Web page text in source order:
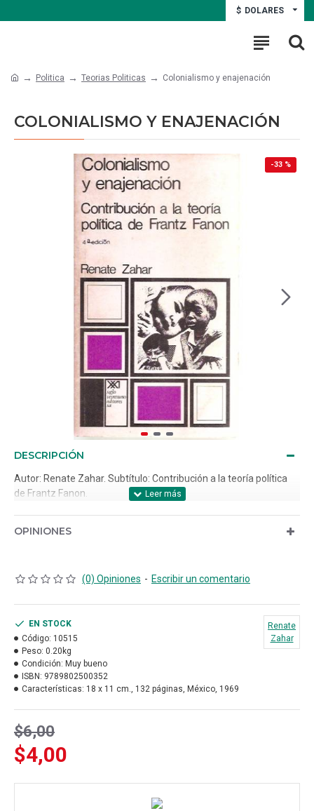
$ DOLARES
Politica Teorias Politicas Colonialismo y enajenación
COLONIALISMO Y ENAJENACIÓN
-33 %
DESCRIPCIÓN
Autor: Renate Zahar. Subtítulo: Contribución a la teoría política
de Frantz Fanon.
OPINIONES
(0) Opiniones - Escribir un comentario
$6,00
$4,00
EN STOCK
Código: 10515
Peso: 0.20kg
Condición: Muy bueno
ISBN: 9789802500352
Características: 18 x 11 cm., 132 páginas, México, 1969
Renate
Zahar